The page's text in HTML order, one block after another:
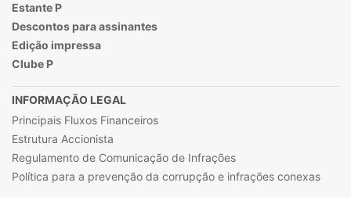
Estante P
Descontos para assinantes
Edição impressa
Clube P
INFORMAÇÃO LEGAL
Principais Fluxos Financeiros
Estrutura Accionista
Regulamento de Comunicação de Infrações
Política para a prevenção da corrupção e infrações conexas